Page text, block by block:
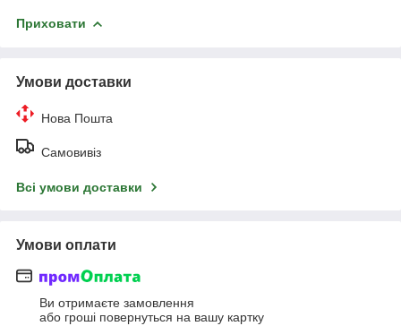
Приховати
Умови доставки
Нова Пошта
Самовивіз
Всі умови доставки
Умови оплати
Ви отримаєте замовлення
або гроші повернуться на вашу картку